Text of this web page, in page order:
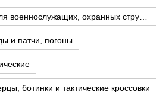
и патчи, погоны
ботинки и тактические кроссовки